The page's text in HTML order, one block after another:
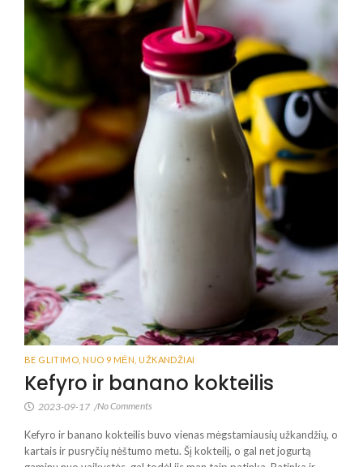
BE GLITIMO NUO 9 MĖN UŽKANDŽIAI
Kefyro ir banano kokteilis
2023-09-17 /No Comments
Kefyro ir banano kokteilis buvo vienas mėgstamiausių užkandžių, o
kartais ir pusryčių nėštumo metu. Šį kokteilį, o gal net jogurtą